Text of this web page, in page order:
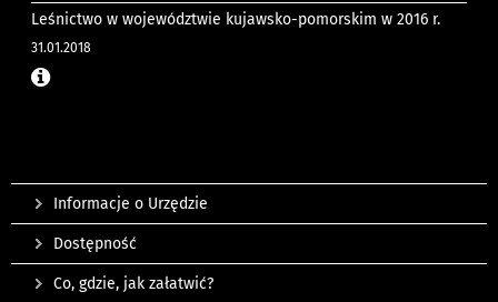
Leśnictwo w województwie kujawsko-pomorskim w 2016 r.
31.01.2018
Informacje o Urzędzie
Dostępność
Co, gdzie, jak załatwić?